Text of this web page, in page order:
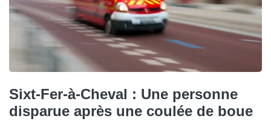
Sixt-Fer-à-Cheval : Une personne
disparue après une coulée de boue